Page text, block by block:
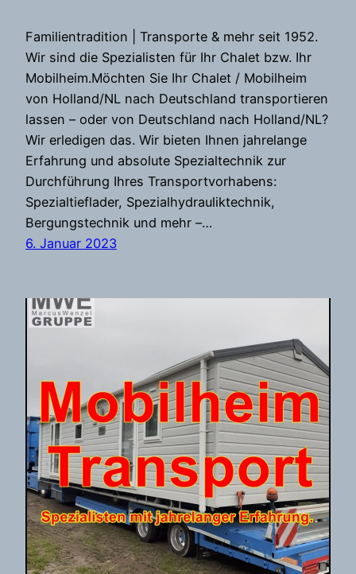
Familientradition | Transporte & mehr seit 1952.
Wir sind die Spezialisten für Ihr Chalet bzw. Ihr
Mobilheim.Möchten Sie Ihr Chalet / Mobilheim
von Holland/NL nach Deutschland transportieren
lassen – oder von Deutschland nach Holland/NL?
Wir erledigen das. Wir bieten Ihnen jahrelange
Erfahrung und absolute Spezialtechnik zur
Durchführung Ihres Transportvorhabens:
Spezialtieflader, Spezialhydrauliktechnik,
Bergungstechnik und mehr –…
6. Januar 2023